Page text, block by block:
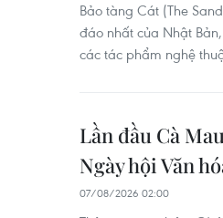
Bảo tàng Cát (The
đáo nhất của Nhật
các tác phẩm nghệ
Lần đầu Cà
Ngày hội Văn
07/08/2026 02:00